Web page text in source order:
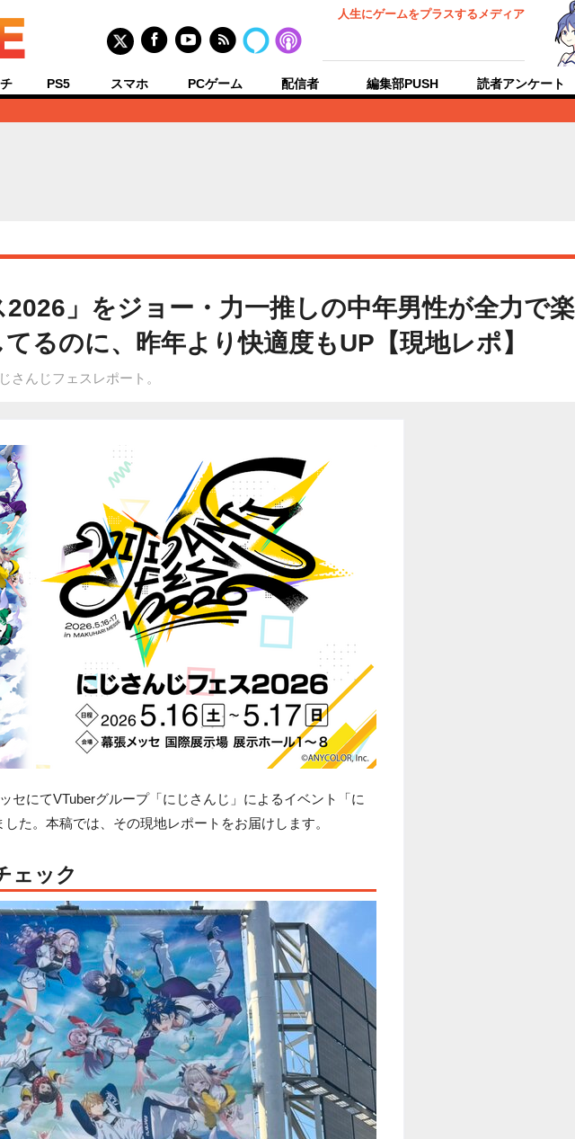
人生にゲームをプラスするメディア
PS5 スマホ PCゲーム 配信者 編集部PUSH 読者アンケート
2026」をジョー・力一推しの中年男性が全力で
るのに、昨年より快適度もUP【現地レポ】
さんじフェスレポート。
セにてVTuberグループ「にじさんじ」によるイベント「に
た。本稿では、その現地レポートをお届けします。
ェック